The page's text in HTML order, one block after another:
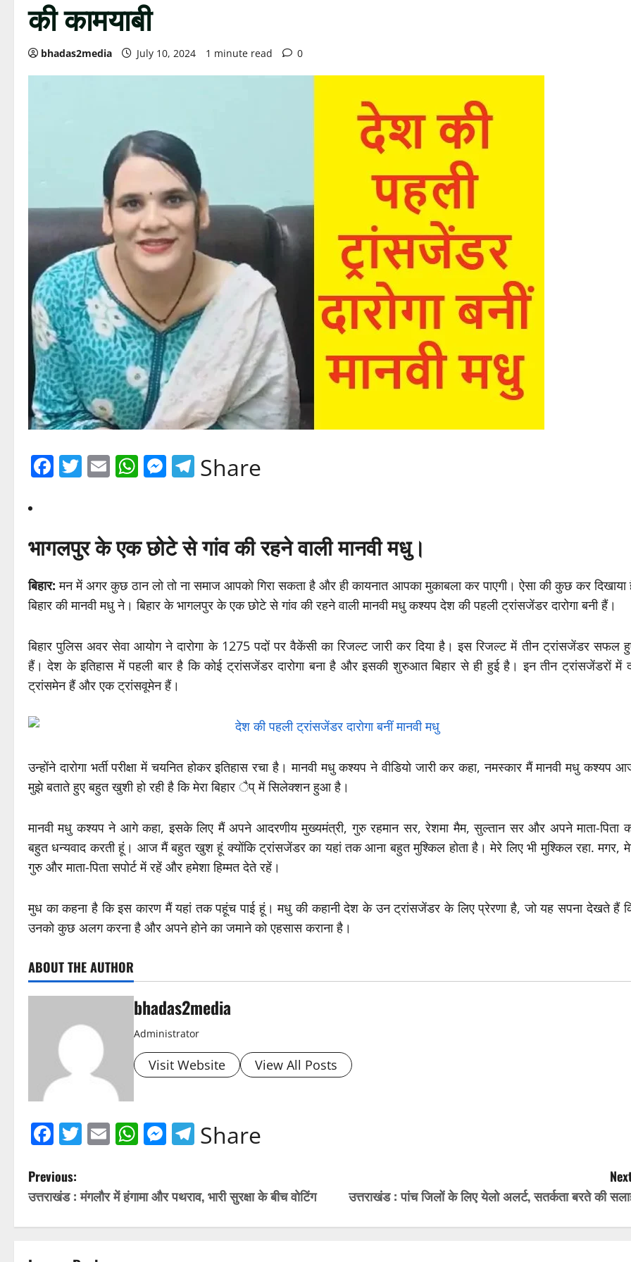
की कामयाबी
bhadas2media July 10, 2024 1 minute read 0
Facebook
Twitter
EmailWhatsApp
Messenger
Telegram
Share
भागलपुर के एक छोटे से गांव की रहने वाली मानवी मधु।
बिहार: मन में अगर कुछ ठान लो तो ना समाज आपको गिरा सकता है और ही कायनात आपका मुकाबला कर पाएगी। ऐसा की कुछ कर दिखाया
बिहार की मानवी मधु ने। बिहार के भागलपुर के एक छोटे से गांव की रहने वाली मानवी मधु कश्यप देश की पहली ट्रांसजेंडर दारोगा बनी हैं।
बिहार पुलिस अवर सेवा आयोग ने दारोगा के 1275 पदों पर वैकेंसी का रिजल्ट जारी कर दिया है। इस रिजल्ट में तीन ट्रांसजेंडर सफल
हैं। देश के इतिहास में पहली बार है कि कोई ट्रांसजेंडर दारोगा बना है और इसकी शुरुआत बिहार से ही हुई है। इन तीन ट्रांसजेंडरों में
ट्रांसमेन हैं और एक ट्रांसवूमेन हैं।
उन्होंने दारोगा भर्ती परीक्षा में चयनित होकर इतिहास रचा है। मानवी मधु कश्यप ने वीडियो जारी कर कहा, नमस्कार मैं मानवी मधु कश्यप
मुझे बताते हुए बहुत खुशी हो रही है कि मेरा बिहार ैप् में सिलेक्शन हुआ है।
मानवी मधु कश्यप ने आगे कहा, इसके लिए मैं अपने आदरणीय मुख्यमंत्री, गुरु रहमान सर, रेशमा मैम, सुल्तान सर और अपने माता-पिता
बहुत धन्यवाद करती हूं। आज मैं बहुत खुश हूं क्योंकि ट्रांसजेंडर का यहां तक आना बहुत मुश्किल होता है। मेरे लिए भी मुश्किल रहा. मगर,
गुरु और माता-पिता सपोर्ट में रहें और हमेशा हिम्मत देते रहें।
मुध का कहना है कि इस कारण मैं यहां तक पहूंच पाई हूं। मधु की कहानी देश के उन ट्रांसजेंडर के लिए प्रेरणा है, जो यह सपना देखते हैं
उनको कुछ अलग करना है और अपने होने का जमाने को एहसास कराना है।
ABOUT THE AUTHOR
bhadas2media
Administrator
Visit Website View All Posts
Facebook
Twitter
EmailWhatsApp
Messenger
Telegram
Share
P
o
Previous:
उत्तराखंड : मंगलौर में हंगामा और पथराव, भारी सुरक्षा के बीच वोटिंग
उत्तराखंड : पांच जिलों के लिए येलो अलर्ट, सतर्कता बरते की